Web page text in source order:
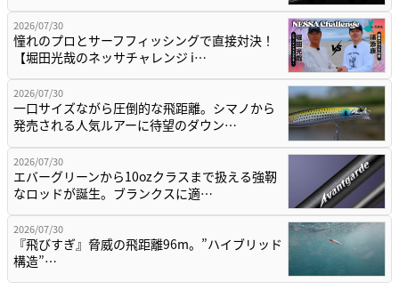
2026/07/30
憧れのプロとサーフフィッシングで直接対決！
【堀田光哉のネッサチャレンジ i…
2026/07/30
一口サイズながら圧倒的な飛距離。シマノから
発売される人気ルアーに待望のダウン…
2026/07/30
エバーグリーンから10ozクラスまで扱える強靭
なロッドが誕生。ブランクスに適…
2026/07/30
『飛びすぎ』脅威の飛距離96m。”ハイブリッド
構造”…